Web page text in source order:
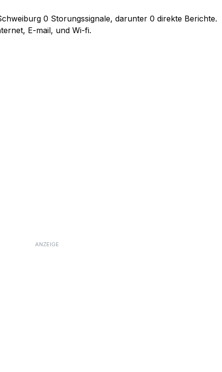
0 Storungssignale, darunter 0 direkte Berichte.
E-mail, und Wi-fi.
ANZEIGE